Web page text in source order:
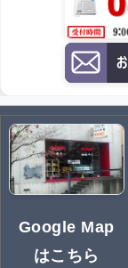
Google Map
はこちら